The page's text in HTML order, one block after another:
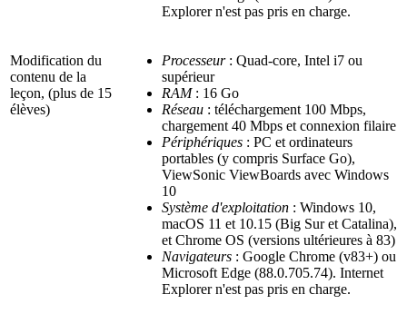
Explorer n'est pas pris en charge.
Modification du
contenu de la
leçon, (plus de 15
élèves)
Processeur: Quad-core, Intel i7 ou
supérieur
RAM: 16 Go
Réseau : téléchargement 100 Mbps,
chargement 40 Mbps et connexion filaire
Périphériques : PC et ordinateurs
portables (y compris Surface Go),
ViewSonic ViewBoards avec Windows
10
Système d'exploitation : Windows 10,
macOS 11 et 10.15 (Big Sur et Catalina),
et Chrome OS (versions ultérieures à 83)
Navigateurs : Google Chrome (v83+) ou
Microsoft Edge (88.0.705.74). Internet
Explorer n'est pas pris en charge.